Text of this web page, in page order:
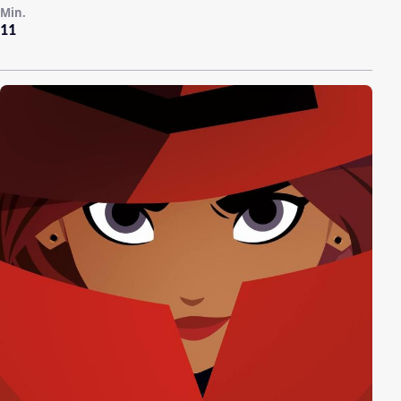
11
Min.